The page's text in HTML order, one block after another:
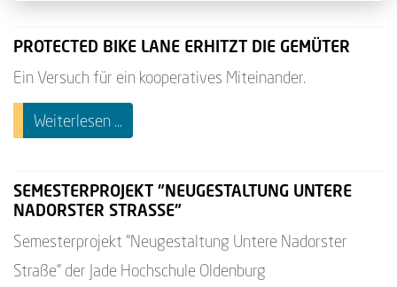
PROTECTED BIKE LANE ERHITZT DIE GEMÜTER
Ein Versuch für ein kooperatives Miteinander.
Weiterlesen ...
SEMESTERPROJEKT "NEUGESTALTUNG UNTERE
NADORSTER STRASSE"
Semesterprojekt "Neugestaltung Untere Nadorster
Straße" der Jade Hochschule Oldenburg